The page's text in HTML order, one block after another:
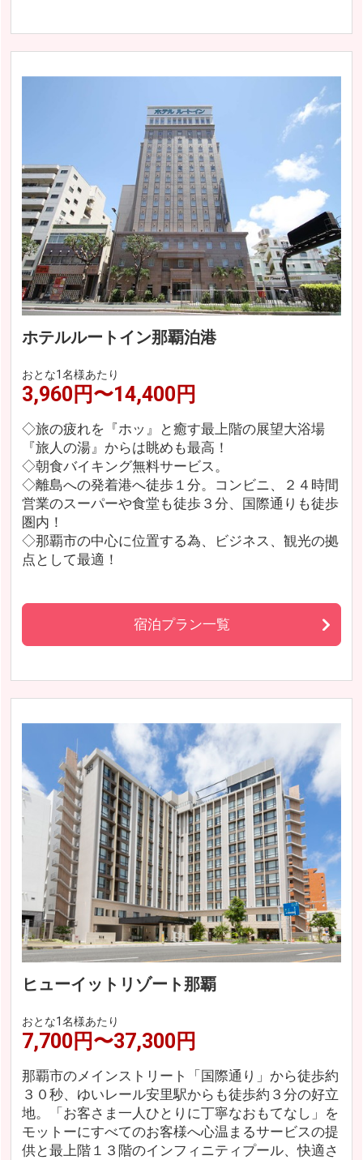
ホテルルートイン那覇泊港
おとな1名様あたり
3,960円〜14,400円
◇旅の疲れを『ホッ』と癒す最上階の展望大浴場
『旅人の湯』からは眺めも最高！
◇朝食バイキング無料サービス。
◇離島への発着港へ徒歩１分。コンビニ、２４時間
営業のスーパーや食堂も徒歩３分、国際通りも徒歩
圏内！
◇那覇市の中心に位置する為、ビジネス、観光の拠
点として最適！
宿泊プラン一覧
ヒューイットリゾート那覇
おとな1名様あたり
7,700円〜37,300円
那覇市のメインストリート「国際通り」から徒歩約
３０秒、ゆいレール安里駅からも徒歩約３分の好立
地。「お客さま一人ひとりに丁寧なおもてなし」を
モットーにすべてのお客様へ心温まるサービスの提
供と最上階１３階のインフィニティプール、快適さ